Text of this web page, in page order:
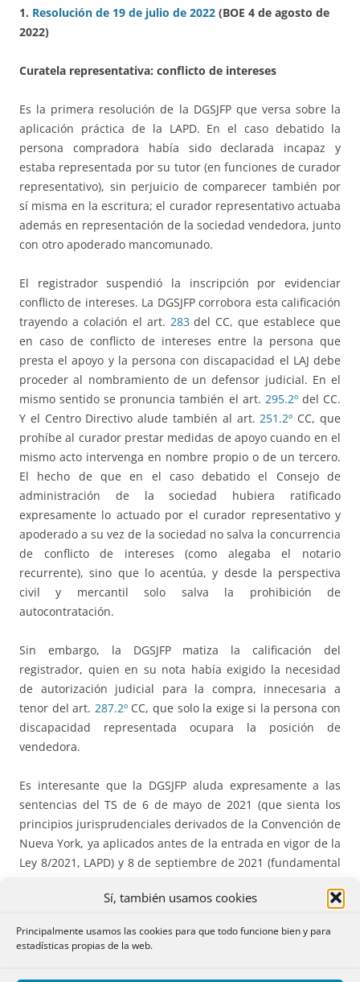
Sí, también usamos cookies
Principalmente usamos las cookies para que todo funcione bien y para
estadísticas propias de la web.
1. Resolución de 19 de julio de 2022 (BOE 4 de agosto de
2022)
Curatela representativa: conflicto de intereses
Es la primera resolución de la DGSJFP que versa sobre la
aplicación práctica de la LAPD. En el caso debatido la
persona compradora había sido declarada incapaz y
estaba representada por su tutor (en funciones de curador
representativo), sin perjuicio de comparecer también por
sí misma en la escritura; el curador representativo actuaba
además en representación de la sociedad vendedora, junto
con otro apoderado mancomunado.
El registrador suspendió la inscripción por evidenciar
conflicto de intereses. La DGSJFP corrobora esta calificación
trayendo a colación el art. 283 del CC, que establece que
en caso de conflicto de intereses entre la persona que
presta el apoyo y la persona con discapacidad el LAJ debe
proceder al nombramiento de un defensor judicial. En el
mismo sentido se pronuncia también el art. 295.2ºdel CC.
Y el Centro Directivo alude también al art.251.2º CC, que
prohíbe al curador prestar medidas de apoyo cuando en el
mismo acto intervenga en nombre propio o de un tercero.
El hecho de que en el caso debatido el Consejo de
administración de la sociedad hubiera ratificado
expresamente lo actuado por el curador representativo y
apoderado a su vez de la sociedad no salva la concurrencia
de conflicto de intereses (como alegaba el notario
recurrente), sino que lo acentúa, y desde la perspectiva
civil y mercantil solo salva la prohibición de
autocontratación.
Sin embargo, la DGSJFP matiza la calificación del
registrador, quien en su nota había exigido la necesidad
de autorización judicial para la compra, innecesaria a
tenor del art. 287.2ºCC, que solo la exige si la persona con
discapacidad representada ocupara la posición de
vendedora.
Es interesante que la DGSJFP aluda expresamente a las
sentencias del TS de 6 de mayo de 2021 (que sienta los
principios jurisprudenciales derivados de la Convención de
Nueva York, ya aplicados antes de la entrada en vigor de la
Ley 8/2021, LAPD) y 8 de septiembre de 2021 (fundamental
Destacamos la apreciación de la DGSJFP sobre la existencia
en el caso debatido: